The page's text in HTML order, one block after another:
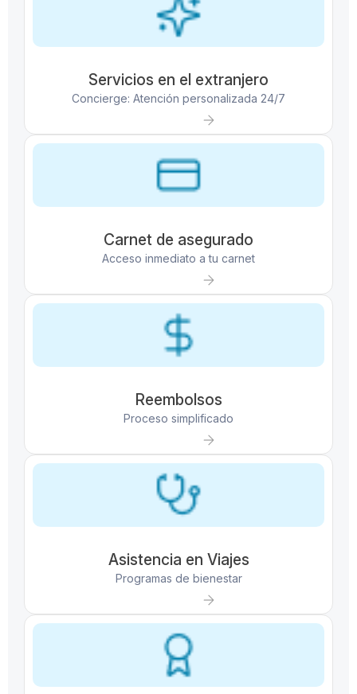
Servicios en el extranjero
Concierge: Atención personalizada 24/7
Carnet de asegurado
Acceso inmediato a tu carnet
Reembolsos
Proceso simplificado
Asistencia en Viajes
Programas de bienestar